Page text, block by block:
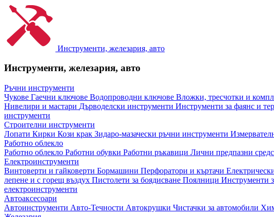
Инструменти, железария, авто
Инструменти, железария, авто
Ръчни инструменти
Чукове Гаечни ключове Водопроводни ключове Вложки, тресчотки и
Нивелири и мастари Дърводелски инструменти Инструменти за фаянс и
инструменти
Строителни инструменти
Лопати Кирки Кози крак Зидаро-мазачески ръчни инструменти
Работно облекло
Работно облекло Работни обувки Работни ръкавици Лични предпазни
Електроинструменти
Винтоверти и гайковерти Бормашини Перфоратори и къртачи
лепене и с горещ въздух Пистолети за боядисване Поялници Инструменти
електроинструменти
Автоаксесоари
Автоинструменти Авто-Течности Автокрушки Чистачки за автомобили